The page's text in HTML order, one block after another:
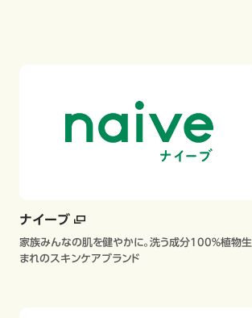
ナイーブ
家族みんなの肌を健やかに。洗う成分100％植物生
まれのスキンケアブランド